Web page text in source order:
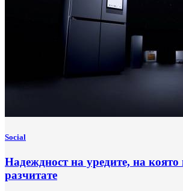
Social
Надеждност на уредите, на която
разчитате